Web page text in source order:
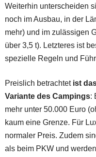
Weiterhin unterscheiden
noch im Ausbau, in der
mehr) und im zulässigen
über 3,5 t). Letzteres ist
spezielle Regeln und
Preislich betrachtet ist
Variante des Campings:
mehr unter 50.000 Euro
kaum eine Grenze. Für
normaler Preis. Zudem
als beim PKW und